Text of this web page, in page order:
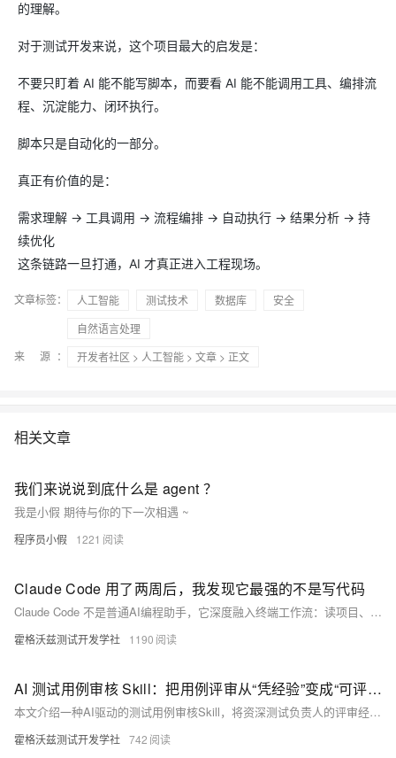
的理解。
对于测试开发来说，这个项目最大的启发是：
不要只盯着 AI 能不能写脚本，而要看 AI 能不能调用工具、编排流
程、沉淀能力、闭环执行。
脚本只是自动化的一部分。
真正有价值的是：
需求理解 → 工具调用 → 流程编排 → 自动执行 → 结果分析 → 持
续优化
这条链路一旦打通，AI 才真正进入工程现场。
文章标签： 人工智能 测试技术 数据库
安全
自然语言处理
来 源：
开发者社区 > 人工智能 > 文章 > 正文
相关文章
我们来说说到底什么是 agent ？
我是小假 期待与你的下一次相遇 ~
程序员小假 1221
Claude Code 用了两周后，我发现它最强的不是写代码
Claude Code 不是普通AI编程助手，它深度融入终端工作流：读项目、跑测试、分析报错、看diff、管提交、记规则（CLAUDE.md）。它不只补代码，而是参与完整工程链路——从需求理解到文档沉淀。真正价值在于“工程化协作”，而非局部辅助。
霍格沃兹测试开发学社 1190
AI 测试用例审核 Skill：把用例评审从“凭经验”变成“可评分”
本文介绍一种AI驱动的测试用例审核Skill，将资深测试负责人的评审经验封装为可复用、可量化、可批量执行的标准能力。它能自动检查逻辑完整性、预期明确性、前置条件、PRD覆盖度及边界异常，逐条评分、定位问题、给出修改建议，助力团队提升用例质量、统一评审标准、加速新人成长。
霍格沃兹测试开发学社 742